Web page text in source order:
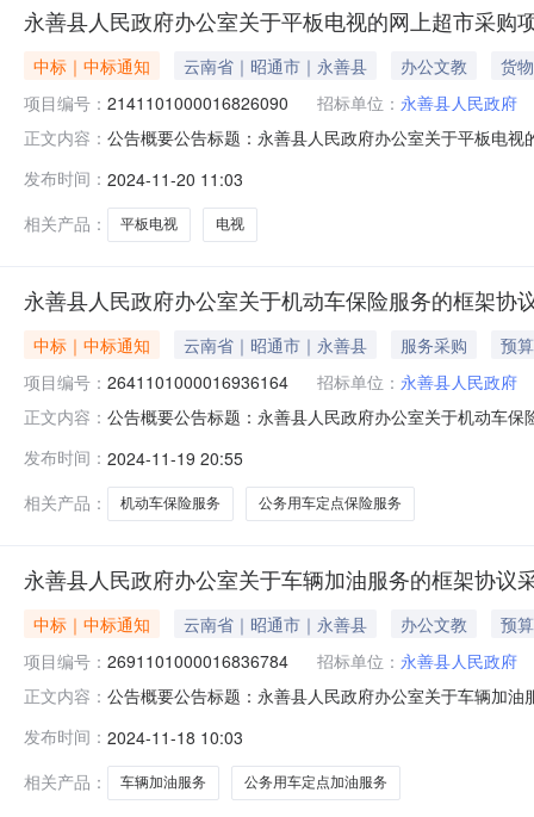
永善县人民政府办公室关于平板电视的网上超市采购
中标｜中标通知 云南省｜昭通市｜永善县 办公文教
货物
项目编号： 2141101000016826090 招标单位： 永善县人民政府
正文内容： 公告概要公告标题：永善县人民政府办公室关于平板电
购项目项目编号：2141101000016826090项目联系人：
发布时间： 2024-11-20 11:03
相关产品：
平板电视 电视
永善县人民政府办公室关于机动车保险服务的框架协
中标｜中标通知 云南省｜昭通市｜永善县 服务采购
预
项目编号： 2641101000016936164 招标单位： 永善县人民政府
正文内容： 公告概要公告标题：永善县人民政府办公室关于机动车
险服务的框架协议采购项目项目编号：
发布时间： 2024-11-19 20:55
相关产品：
机动车保险服务 公务用车定点保险服务
永善县人民政府办公室关于车辆加油服务的框架协议
中标｜中标通知 云南省｜昭通市｜永善县 办公文教
预
项目编号： 2691101000016836784 招标单位： 永善县人民政府
正文内容： 公告概要公告标题：永善县人民政府办公室关于车辆加
的框架协议采购项目项目编号：2691101000016836784
发布时间： 2024-11-18 10:03
相关产品：
车辆加油服务 公务用车定点加油服务